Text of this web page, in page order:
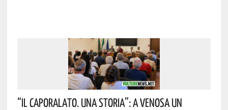
“Il Caporalato. Una Storia”: A Venosa Un